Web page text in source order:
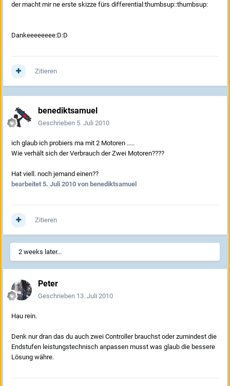
der macht mir ne erste skizze fürs differential:thumbsup::thumbsup:
Dankeeeeeeee:D:D
Zitieren
benediktsamuel
Geschrieben 5. Juli 2010
ich glaub ich probiers ma mit 2 Motoren .....
Wie verhält sich der Verbrauch der Zwei Motoren????
Hat viell. noch jemand einen??
bearbeitet 5. Juli 2010 von benediktsamuel
Zitieren
2 weeks later...
Peter
Geschrieben 13. Juli 2010
Hau rein.
Denk nur dran das du auch zwei Controller brauchst oder zumindest die
Endstufen leistungstechnisch anpassen musst was glaub die bessere
Lösung währe.